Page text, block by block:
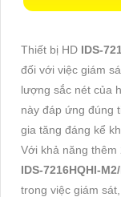
Thiết bị HD IDS-
đối với việc giám
lượng sắc nét của
này đáp ứng đúng
gia tăng đáng kể
Với khả năng thêm
IDS-7216HQHI-
trong việc giám